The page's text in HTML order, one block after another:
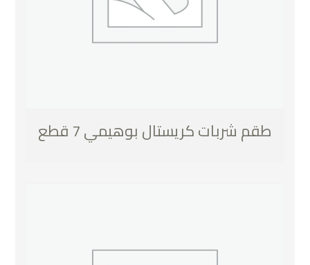
طقم شربات كريستال بوهيمي 7 قطع